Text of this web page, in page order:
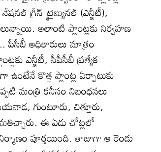
గ్రీన్‌ ట్రైబ్యునల్‌ (ఎన్జీటీ),
అలాంటి ప్లాంట్లకు నిర్వహణ
పీసీబీ అధికారులు మాత్రం
ఎన్జీటీ, సీపీసీబీ ప్రత్యేక
కొత్త ప్లాంట్ల ఏర్పాటుకు
మంత్రి కనీసం నిబంధనలు
గుంటూరు, చిత్తూరు,
ఈ ఏడు చోట్లలో
పూర్తయింది. తాజాగా ఆ రెండు